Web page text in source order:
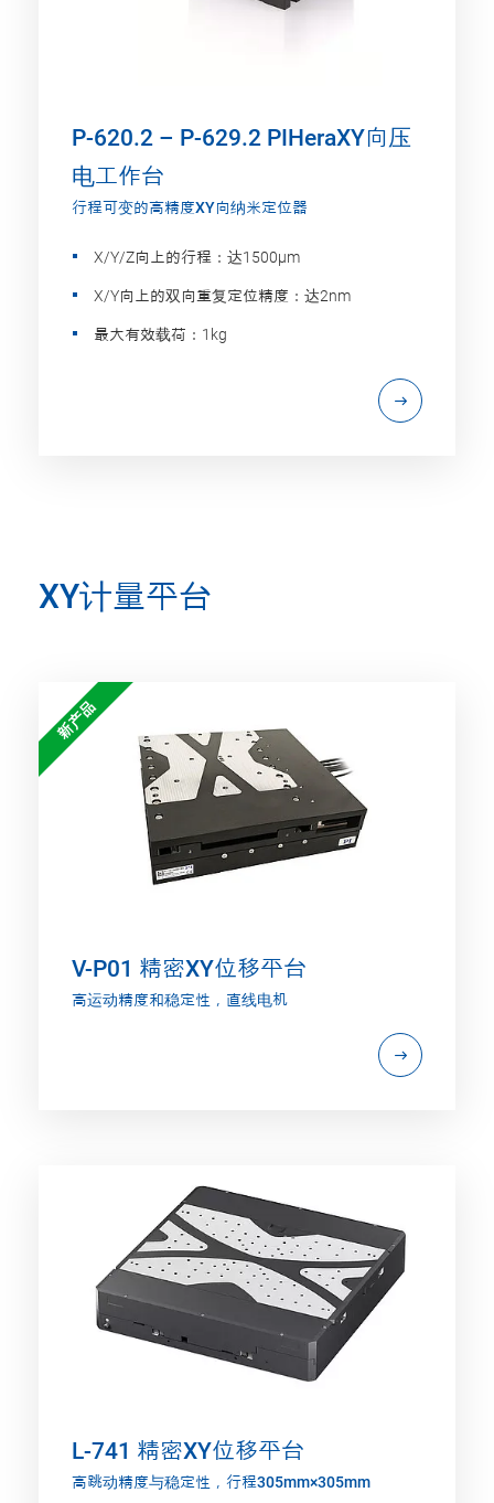
P-620.2 – P-629.2 PIHeraXY向压
电工作台
行程可变的高精度XY向纳米定位器
X/Y/Z向上的行程：达1500µm
X/Y向上的双向重复定位精度：达2nm
最大有效载荷：1kg
XY计量平台
新产品
V-P01 精密XY位移平台
高运动精度和稳定性，直线电机
L-741 精密XY位移平台
高跳动精度与稳定性，行程305mm×305mm